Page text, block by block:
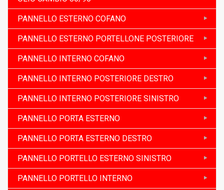
PANNELLO ESTERNO COFANO
PANNELLO ESTERNO PORTELLONE POSTERIORE
PANNELLO INTERNO COFANO
PANNELLO INTERNO POSTERIORE DESTRO
PANNELLO INTERNO POSTERIORE SINISTRO
PANNELLO PORTA ESTERNO
PANNELLO PORTA ESTERNO DESTRO
PANNELLO PORTELLO ESTERNO SINISTRO
PANNELLO PORTELLO INTERNO